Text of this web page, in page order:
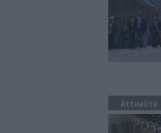
Attualità